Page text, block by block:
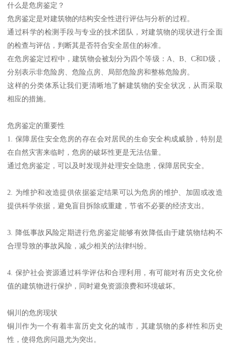
什么是危房鉴定？
危房鉴定是对建筑物的结构安全性进行评估与分析的过程。
通过科学的检测手段与专业的技术团队，对建筑物的现状进行全面
的检查与评估，判断其是否符合安全居住的标准。
在危房鉴定过程中，建筑物会被划分为四个等级：A、B、C和D级，
分别表示非危险房、危险点房、局部危险房和整栋危险房。
这样的分类体系让我们更清晰地了解建筑物的安全状况，从而采取
相应的措施。
危房鉴定的重要性
1. 保障居住安全危房的存在会对居民的生命安全构成威胁，特别是
在自然灾害来临时，危房的破坏性更是无法估量。
通过危房鉴定，可以及时发现并处理安全隐患，保障居民安全。
2. 为维护和改造提供依据鉴定结果可以为危房的维护、加固或改造
提供科学依据，避免盲目拆除或重建，节省不必要的经济支出。
3. 降低事故风险定期进行危房鉴定能够有效降低由于建筑物结构不
合理导致的事故风险，减少相关的法律纠纷。
4. 保护社会资源通过科学评估和合理利用，有可能对有历史文化价
值的建筑物进行保护，同时避免资源浪费和环境破坏。
铜川的危房现状
铜川作为一个有着丰富历史文化的城市，其建筑物的多样性和历史
性，使得危房问题尤为突出。